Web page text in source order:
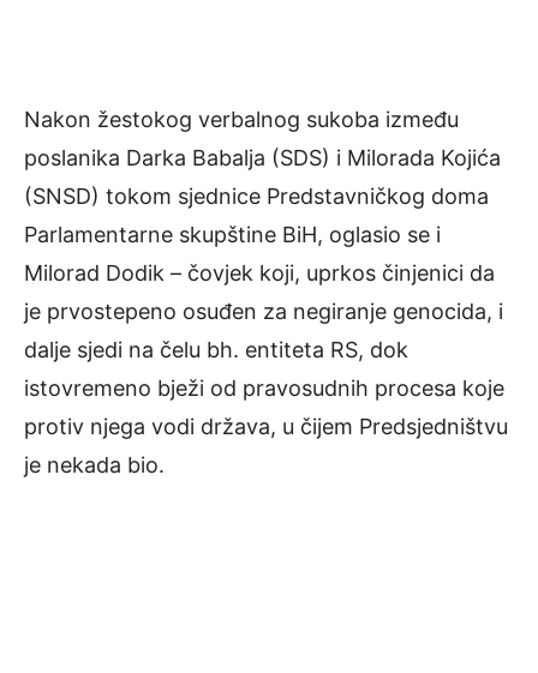
Nakon žestokog verbalnog sukoba između
poslanika Darka Babalja (SDS) i Milorada Kojića
(SNSD) tokom sjednice Predstavničkog doma
Parlamentarne skupštine BiH, oglasio se i
Milorad Dodik – čovjek koji, uprkos činjenici da
je prvostepeno osuđen za negiranje genocida, i
dalje sjedi na čelu bh. entiteta RS, dok
istovremeno bježi od pravosudnih procesa koje
protiv njega vodi država, u čijem Predsjedništvu
je nekada bio.